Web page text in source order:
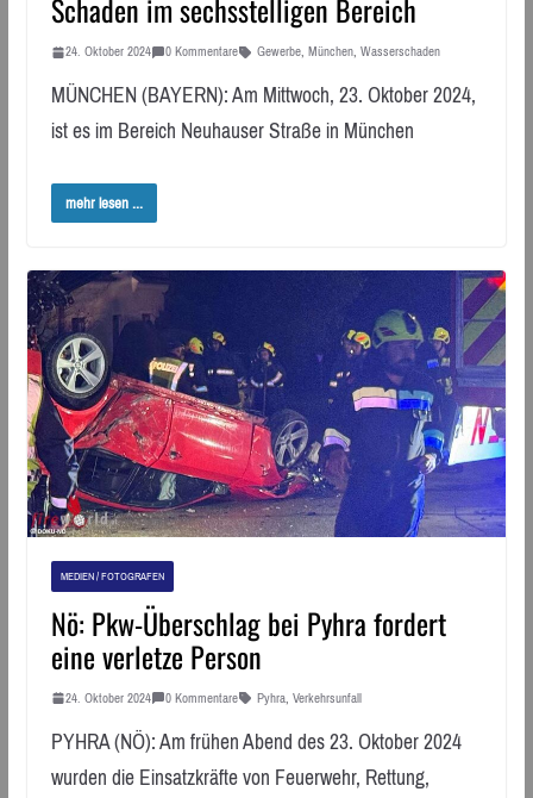
Schaden im sechsstelligen Bereich
24. Oktober 2024 0 Kommentare Gewerbe, München, Wasserschaden
MÜNCHEN (BAYERN): Am Mittwoch, 23. Oktober 2024,
ist es im Bereich Neuhauser Straße in München
mehr lesen ...
MEDIEN / FOTOGRAFEN
Nö: Pkw-Überschlag bei Pyhra fordert
eine verletze Person
24. Oktober 2024 0 Kommentare Pyhra, Verkehrsunfall
PYHRA (NÖ): Am frühen Abend des 23. Oktober 2024
wurden die Einsatzkräfte von Feuerwehr, Rettung,